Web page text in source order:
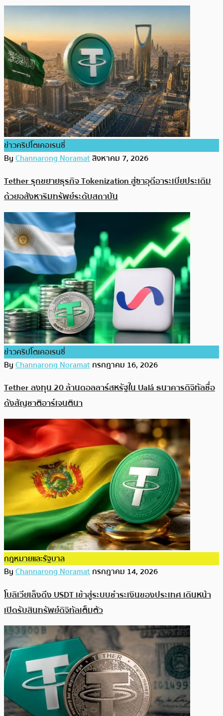
ข่าวคริปโตเคอเรนซี่
ByChannarong Noramatสิงหาคม 7, 2026
Tether รุกขยายธุรกิจ Tokenization สู่ซาอุดีอาระเบียประเดิม
ด้วยอสังหาริมทรัพย์ระดับสถาบัน
ข่าวคริปโตเคอเรนซี่
ByChannarong Noramatกรกฎาคม 16, 2026
Tether ลงทุน 20 ล้านดอลลาร์สหรัฐใน Ualá ธนาคารดิจิทัลชื่อ
ดังสัญชาติอาร์เจนตินา
กฎหมายและรัฐบาล
ByChannarong Noramatกรกฎาคม 14, 2026
โบลิเวียเล็งดึง USDT เข้าสู่ระบบชำระเงินของประเทศ เดินหน้า
เปิดรับสินทรัพย์ดิจิทัลเต็มตัว